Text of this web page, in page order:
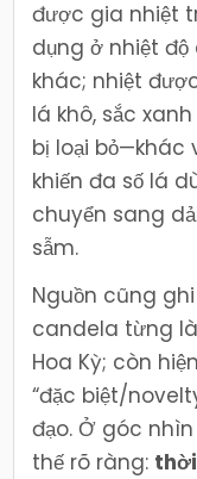
được gia nhiệt
dụng ở nhiệt
khác; nhiệt
lá khô, sắc
bị loại bỏ—khác
khiến đa số lá
chuyển sang
sẫm.
Nguồn cũng
candela từng
Hoa Kỳ; còn
“đặc biệt/
đạo. Ở góc
thế rõ ràng: